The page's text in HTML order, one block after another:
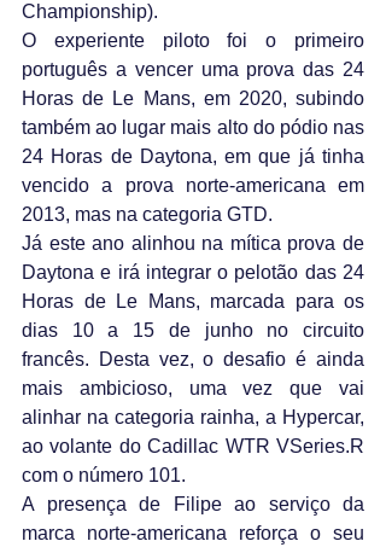
Championship).
O experiente piloto foi o primeiro
português a vencer uma prova das 24
Horas de Le Mans, em 2020, subindo
também ao lugar mais alto do pódio nas
24 Horas de Daytona, em que já tinha
vencido a prova norte-americana em
2013, mas na categoria GTD.
Já este ano alinhou na mítica prova de
Daytona e irá integrar o pelotão das 24
Horas de Le Mans, marcada para os
dias 10 a 15 de junho no circuito
francês. Desta vez, o desafio é ainda
mais ambicioso, uma vez que vai
alinhar na categoria rainha, a Hypercar,
ao volante do Cadillac WTR VSeries.R
com o número 101.
A presença de Filipe ao serviço da
marca norte-americana reforça o seu